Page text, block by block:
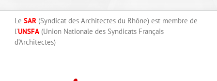
Le SAR (Syndicat des Architectes du Rhône) est membre de
l’UNSFA (Union Nationale des Syndicats Français
d’Architectes)